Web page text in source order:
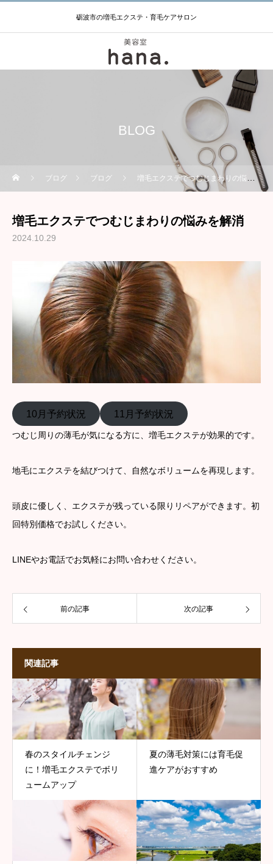
砺波市の増毛エクステ・育毛ケアサロン
BLOG
ブログ ブログ 増毛エクステでつむじまわりの悩みを解消
増毛エクステでつむじまわりの悩みを解消
2024.10.29
10月予約状況 11月予約状況
つむじ周りの薄毛が気になる方に、増毛エクステが効果的です。
地毛にエクステを結びつけて、自然なボリュームを再現します。
頭皮に優しく、エクステが残っている限りリペアができます。初
回特別価格でお試しください。
LINEやお電話でお気軽にお問い合わせください。
前の記事 次の記事
関連記事
春のスタイルチェンジ
に！増毛エクステでボリ
ュームアップ
夏の薄毛対策には育毛促
進ケアがおすすめ